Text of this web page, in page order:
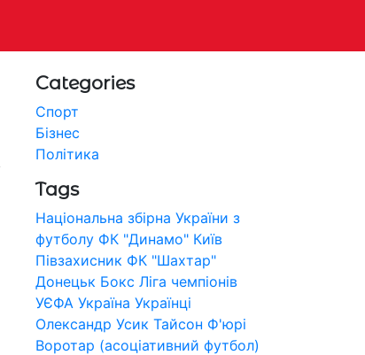
Categories
Спорт
Бізнес
Політика
Tags
Національна збірна України з
футболу ФК "Динамо" Київ
Півзахисник ФК "Шахтар"
Донецьк Бокс Ліга чемпіонів
УЄФА Україна Українці
Олександр Усик Тайсон Ф'юрі
Воротар (асоціативний футбол)